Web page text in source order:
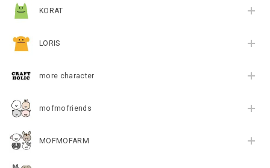
KORAT
LORIS
more character
mofmofriends
MOFMOFARM